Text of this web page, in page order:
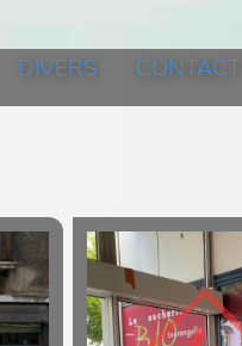
DIVERS CONTACT